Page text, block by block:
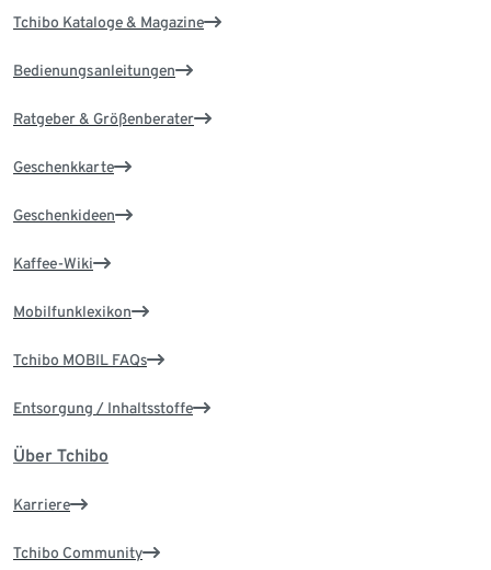
Tchibo Kataloge & Magazine
Bedienungsanleitungen
Ratgeber & Größenberater
Geschenkkarte
Geschenkideen
Kaffee-Wiki
Mobilfunklexikon
Tchibo MOBIL FAQs
Entsorgung / Inhaltsstoffe
Über Tchibo
Karriere
Tchibo Community